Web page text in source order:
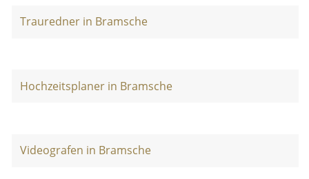
Trauredner in Bramsche
Hochzeitsplaner in Bramsche
Videografen in Bramsche